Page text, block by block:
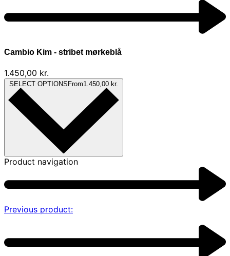
Cambio Kim - stribet mørkeblå
1.450,00 kr.
SELECT OPTIONS From1.450,00 kr.
Product navigation
Previous product: